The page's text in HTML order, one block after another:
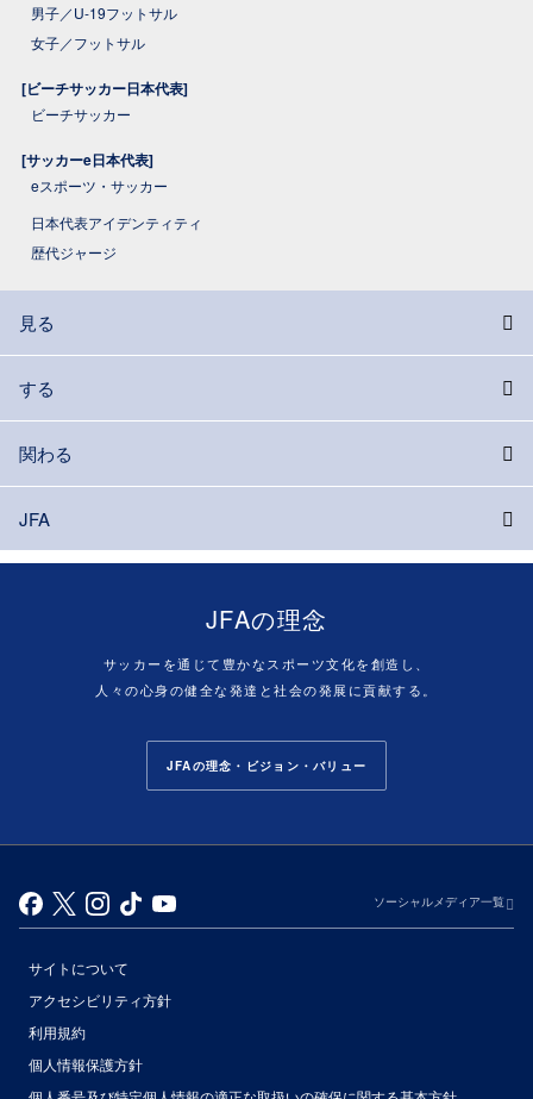
男子／U-19フットサル
女子／フットサル
[ビーチサッカー日本代表]
ビーチサッカー
[サッカーe日本代表]
eスポーツ・サッカー
日本代表アイデンティティ
歴代ジャージ
見る
する
関わる
JFA
JFAの理念
サッカーを通じて豊かなスポーツ文化を創造し、
人々の心身の健全な発達と社会の発展に貢献する。
JFAの理念・ビジョン・バリュー
ソーシャルメディア一覧
サイトについて
アクセシビリティ方針
利用規約
個人情報保護方針